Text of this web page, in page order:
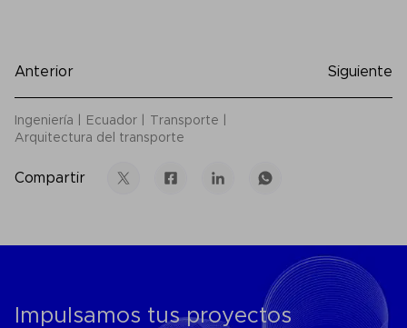
Anterior Siguiente
Ingeniería Ecuador
Transporte
Arquitectura del transporte
Compartir
Impulsamos tus proyectos